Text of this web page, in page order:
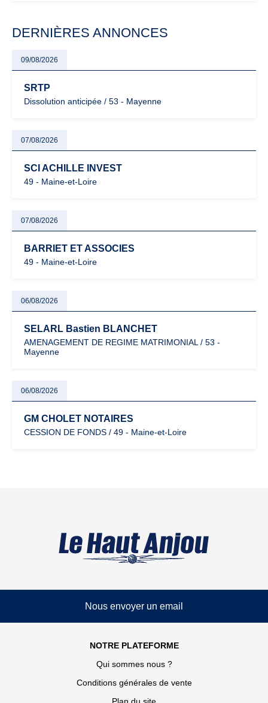
DERNIÈRES ANNONCES
09/08/2026
SRTP
Dissolution anticipée / 53 - Mayenne
07/08/2026
SCI ACHILLE INVEST
49 - Maine-et-Loire
07/08/2026
BARRIET ET ASSOCIES
49 - Maine-et-Loire
06/08/2026
SELARL Bastien BLANCHET
AMENAGEMENT DE REGIME MATRIMONIAL / 53 -
Mayenne
06/08/2026
GM CHOLET NOTAIRES
CESSION DE FONDS / 49 - Maine-et-Loire
Nous envoyer un email
NOTRE PLATEFORME
Qui sommes nous ?
Conditions générales de vente